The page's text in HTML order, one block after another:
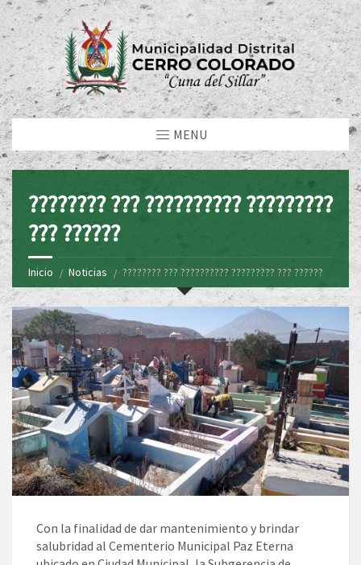
MENU
???????? ??? ?????????? ?????????
??? ??????
Inicio Noticias ???????? ??? ?????????? ????????? ??? ??????
Con la finalidad de dar mantenimiento y brindar
salubridad al Cementerio Municipal Paz Eterna